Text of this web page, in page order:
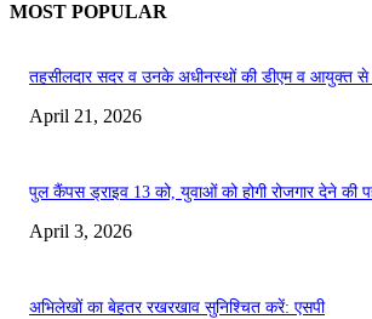
MOST POPULAR
तहसीलदार सदर व उनके अधीनस्थों की डीएम व आयुक्त से
April 21, 2026
पुल कैंपस ड्राइव 13 को, युवाओं को होगी रोजगार देने की
April 3, 2026
अभिलेखों का बेहतर रखरखाव सुनिश्चित करें: एसपी